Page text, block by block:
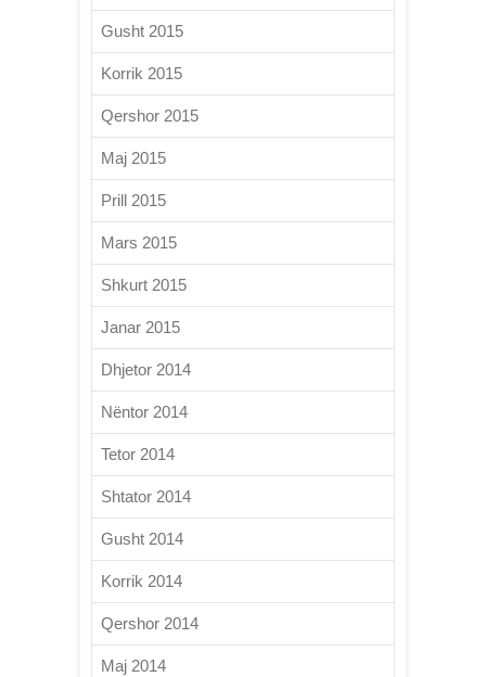
Gusht 2015
Korrik 2015
Qershor 2015
Maj 2015
Prill 2015
Mars 2015
Shkurt 2015
Janar 2015
Dhjetor 2014
Nëntor 2014
Tetor 2014
Shtator 2014
Gusht 2014
Korrik 2014
Qershor 2014
Maj 2014